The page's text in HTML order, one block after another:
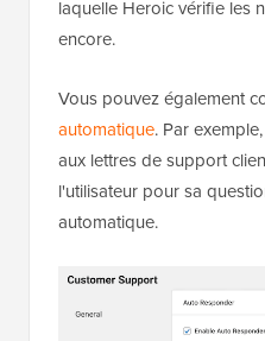
laquelle Heroic vérifie les
encore.
Vous pouvez également
automatique. Par
aux lettres de support
l'utilisateur pour sa
automatique.